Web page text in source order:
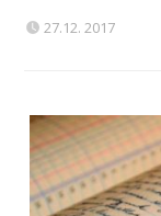
27.12. 2017